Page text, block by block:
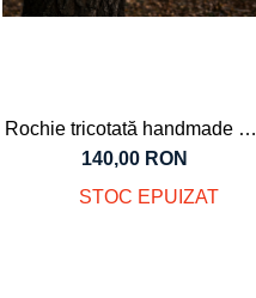
Rochie tricotată handmade din
lână merinos albă, pentru
bebeluși, 12 luni
140,00 RON
STOC EPUIZAT